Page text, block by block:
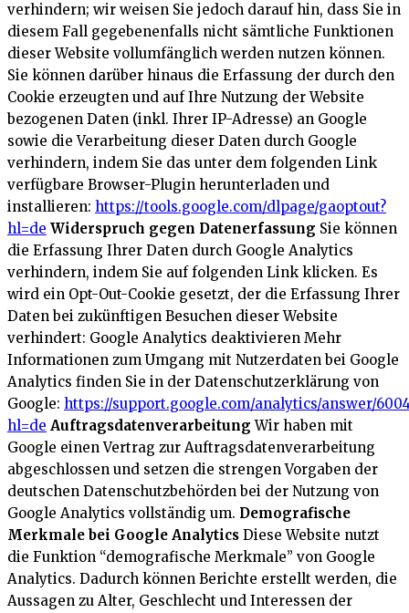
verhindern; wir weisen Sie jedoch darauf hin, dass Sie in
diesem Fall gegebenenfalls nicht sämtliche Funktionen
dieser Website vollumfänglich werden nutzen können.
Sie können darüber hinaus die Erfassung der durch den
Cookie erzeugten und auf Ihre Nutzung der Website
bezogenen Daten (inkl. Ihrer IP-Adresse) an Google
sowie die Verarbeitung dieser Daten durch Google
verhindern, indem Sie das unter dem folgenden Link
verfügbare Browser-Plugin herunterladen und
installieren: https://tools.google.com/dlpage/gaoptout?
hl=de Widerspruch gegen Datenerfassung Sie können
die Erfassung Ihrer Daten durch Google Analytics
verhindern, indem Sie auf folgenden Link klicken. Es
wird ein Opt-Out-Cookie gesetzt, der die Erfassung Ihrer
Daten bei zukünftigen Besuchen dieser Website
verhindert: Google Analytics deaktivieren Mehr
Informationen zum Umgang mit Nutzerdaten bei Google
Analytics finden Sie in der Datenschutzerklärung von
Google: https://support.google.com/analytics/answer/
hl=de Auftragsdatenverarbeitung Wir haben mit
Google einen Vertrag zur Auftragsdatenverarbeitung
abgeschlossen und setzen die strengen Vorgaben der
deutschen Datenschutzbehörden bei der Nutzung von
Google Analytics vollständig um. Demografische
Merkmale bei Google Analytics Diese Website nutzt
die Funktion “demografische Merkmale” von Google
Analytics. Dadurch können Berichte erstellt werden, die
Aussagen zu Alter, Geschlecht und Interessen der